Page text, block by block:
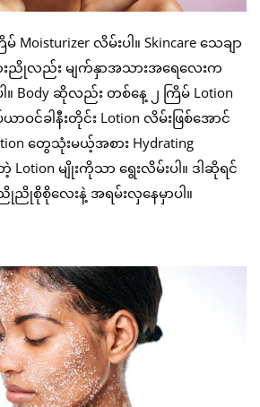
လိမ်းပါ။ Skincare သေချာ
းညိုလည်း မျက်နှာအသားအရေလေးက
ပါ။ Body ဆိုလည်း တစ်နေ့ ၂ ကြိမ် Lotion
ဝင်ခါနီးတိုင်း Lotion လိမ်းဖြစ်အောင်
တွေသုံးမယ့်အစား Hydrating
Lotion မျိုးကိုသာ ရွေးလိမ်းပါ။ ဒါဆိုရင်
စိုစိုလေးနဲ့ အရမ်းလှနေမှာပါ။